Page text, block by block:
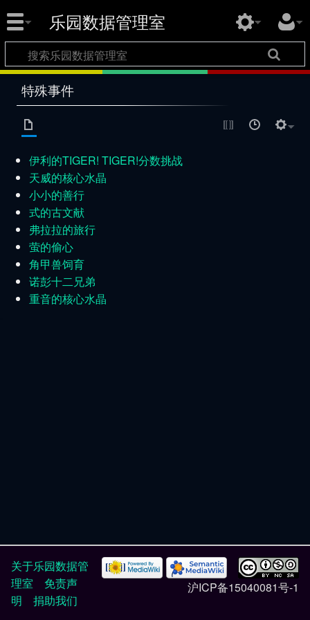
乐园数据管理室
特殊事件
伊利的TIGER! TIGER!分数挑战
天威的核心水晶
小小的善行
式的古文献
弗拉拉的旅行
萤的偷心
角甲兽饲育
诺彭十二兄弟
重音的核心水晶
沪ICP备15040081号-1
关于乐园数据管
理室
免责声
明
捐助我们